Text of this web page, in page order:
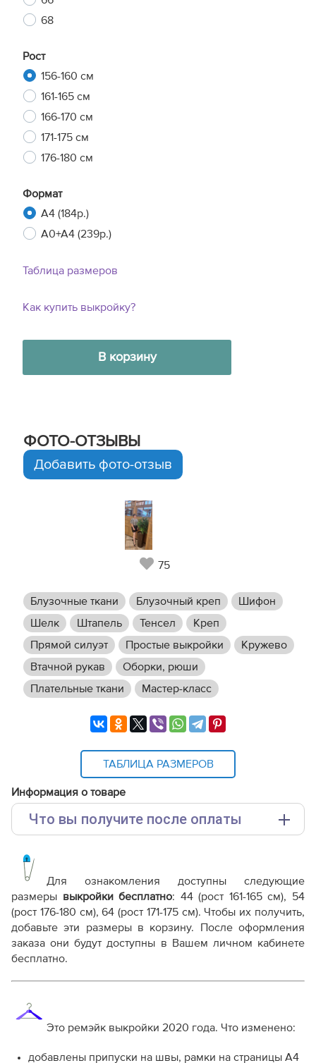
68
Рост
156-160 см
161-165 см
166-170 см
171-175 см
176-180 см
Формат
A4 (184р.)
A0+A4 (239р.)
Таблица размеров
Как купить выкройку?
В корзину
ФОТО-ОТЗЫВЫ
Добавить фото-отзыв
75
Блузочные ткани Блузочный креп
Шифон
Шелк
Штапель Тенсел
Креп
Прямой силуэт
Простые выкройки
Кружево
Втачной рукав
Оборки, рюши
Плательные ткани
Мастер-класс
ТАБЛИЦА РАЗМЕРОВ
Информация о товаре
Что вы получите после оплаты
Выкройка PDF для печати на принтере A4 или
плоттере A0 с шириной печати 810мм в зависимости
от выбора формата
Инструкция-блузка-WT241120.pdf
Дополнительные файлы:
Терминология ВТО
Как распечатывать выкройки
Как скорректировать готовую выкройку по росту
Для ознакомления доступны следующие
размеры выкройки бесплатно: 44 (рост 161-165 см), 54
(рост 176-180 см), 64 (рост 171-175 см). Чтобы их получить,
добавьте эти размеры в корзину. После оформления
заказа они будут доступны в Вашем личном кабинете
бесплатно.
Это ремэйк выкройки 2020 года. Что изменено:
добавлены припуски на швы, рамки на страницы А4